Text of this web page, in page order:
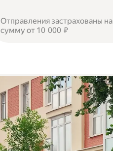
Отправления застрахованы на
сумму от 10 000 ₽